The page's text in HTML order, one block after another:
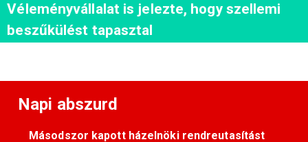
Véleményvállalat is jelezte, hogy szellemi
beszűkülést tapasztal
Napi abszurd
Másodszor kapott házelnöki rendreutasítást